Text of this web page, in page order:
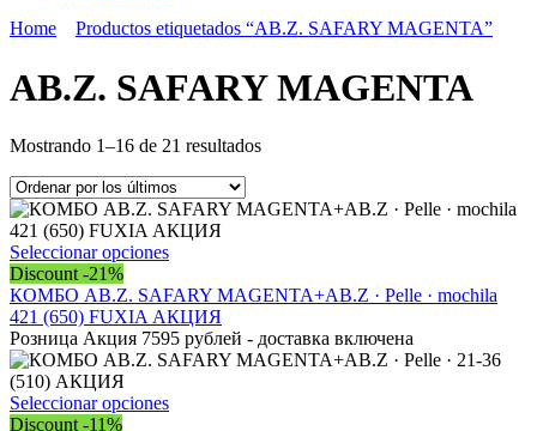
Home
Productos etiquetados “AB.Z. SAFARY MAGENTA”
AB.Z. SAFARY MAGENTA
Mostrando 1–16 de 21 resultadosOrdenado
últimos
Seleccionar opcionesEste
tiene
múltiples
variantes.
Las
se
Discount -21%
КОМБО AB.Z. SAFARY MAGENTA+AB.Z · Pelle · mochila
421 (650) FUXIA АКЦИЯ
Розница Акция 7595 рублей - доставка включена
Seleccionar opcionesEste
Discount -11%